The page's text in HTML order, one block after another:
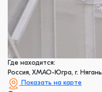
Где находится:
Россия, ХМАО-Югра, г. Нягань
Показать на карте